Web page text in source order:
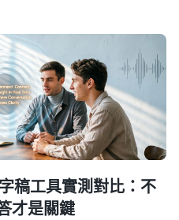
稿工具實測對比：不
才是關鍵